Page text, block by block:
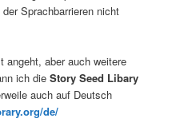
Sprachbarrieren nicht
angeht, aber auch weitere
ich dieStory Seed Libary
auch auf Deutsch
de/